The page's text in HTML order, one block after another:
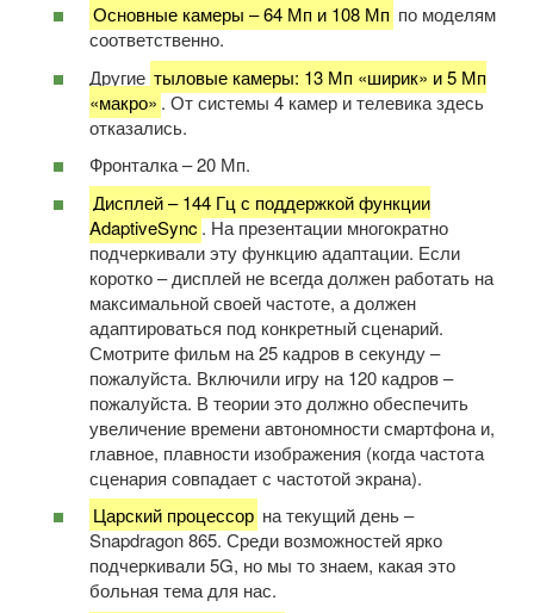
Основные камеры – 64 Мп и 108 Мп по моделям
соответственно.
Другие тыловые камеры: 13 Мп «ширик» и 5 Мп
«макро». От системы 4 камер и телевика здесь
отказались.
Фронталка – 20 Мп.
Дисплей – 144 Гц с поддержкой функции
AdaptiveSync. На презентации многократно
подчеркивали эту функцию адаптации. Если
коротко – дисплей не всегда должен работать на
максимальной своей частоте, а должен
адаптироваться под конкретный сценарий.
Смотрите фильм на 25 кадров в секунду –
пожалуйста. Включили игру на 120 кадров –
пожалуйста. В теории это должно обеспечить
увеличение времени автономности смартфона и,
главное, плавности изображения (когда частота
сценария совпадает с частотой экрана).
Царский процессор на текущий день –
Snapdragon 865. Среди возможностей ярко
подчеркивали 5G, но мы то знаем, какая это
больная тема для нас.